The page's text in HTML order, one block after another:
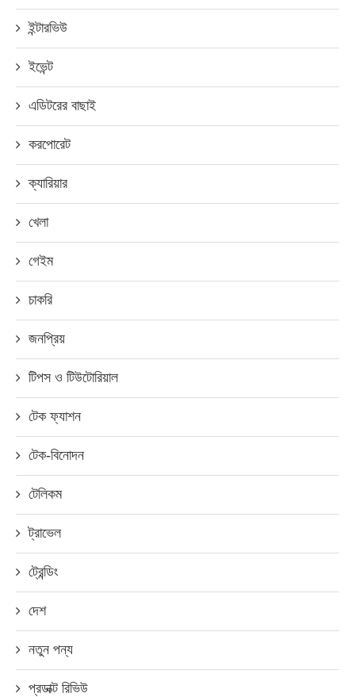
ইন্টারভিউ
ইভেন্ট
এডিটরের বাছাই
করপোরেট
ক্যারিয়ার
খেলা
গেইম
চাকরি
জনপ্রিয়
টিপস ও টিউটোরিয়াল
টেক ফ্যাশন
টেক-বিনোদন
টেলিকম
ট্রাভেল
ট্রেন্ডিং
দেশ
নতুন পন্য
প্রডাক্ট রিভিউ